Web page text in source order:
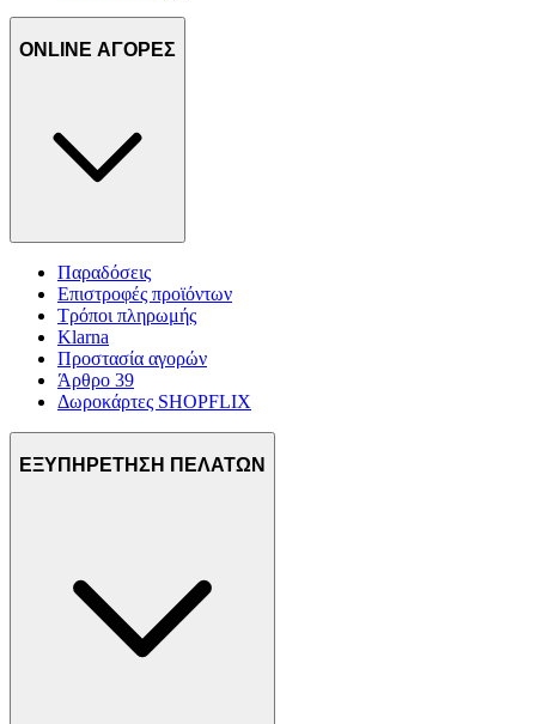
ONLINE ΑΓΟΡΕΣ
Παραδόσεις
Επιστροφές προϊόντων
Τρόποι πληρωμής
Klarna
Προστασία αγορών
Άρθρο 39
Δωροκάρτες SHOPFLIX
ΕΞΥΠΗΡΕΤΗΣΗ ΠΕΛΑΤΩΝ